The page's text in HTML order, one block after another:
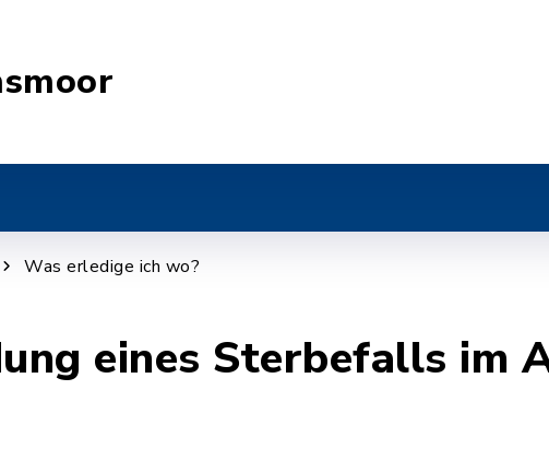
Was erledige ich wo?
eines Sterbefalls im